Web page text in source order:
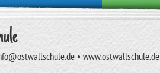
• www.ostwallschule.de